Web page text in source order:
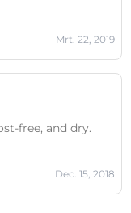
Mrt. 22, 2019
free, and dry.
Dec. 15, 2018